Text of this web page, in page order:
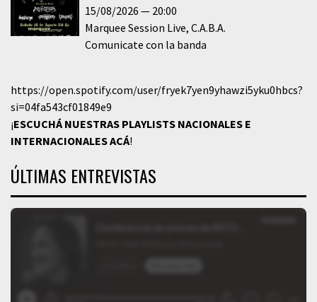
15/08/2026
20:00
Marquee Session Live C.A.B.A.
Comunicate con la banda
https://open.spotify.com/user/fryek7yen9yhawzi5yku0hbcs?
si=04fa543cf01849e9
¡ESCUCHÁ NUESTRAS PLAYLISTS NACIONALES E
INTERNACIONALESACÁ!
ÚLTIMAS ENTREVISTAS